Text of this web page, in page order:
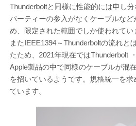
Thunderboltと同様に性能的には申し
パーティーの参入がなくケーブルなど
め、限定された範囲でしか使われてい
またIEEE1394～Thunderboltの流れと
たため、2021年現在ではThunderbolt
Apple製品の中で同様のケーブルが混
を招いているようです。規格統一を
ています。